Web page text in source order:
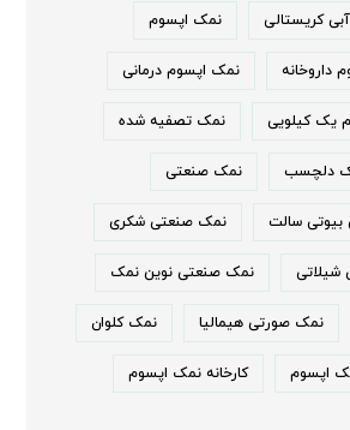
کریستالی نمک اپسوم
داروخانه نمک اپسوم درمانی
یک کیلویی نمک تصفیه شده
دلچسب نمک صنعتی
سالت نمک صنعتی شکری
نمک صنعتی نوین نمک
نمک صورتی هیمالیا نمک کلوان
اپسوم کارخانه نمک اپسوم